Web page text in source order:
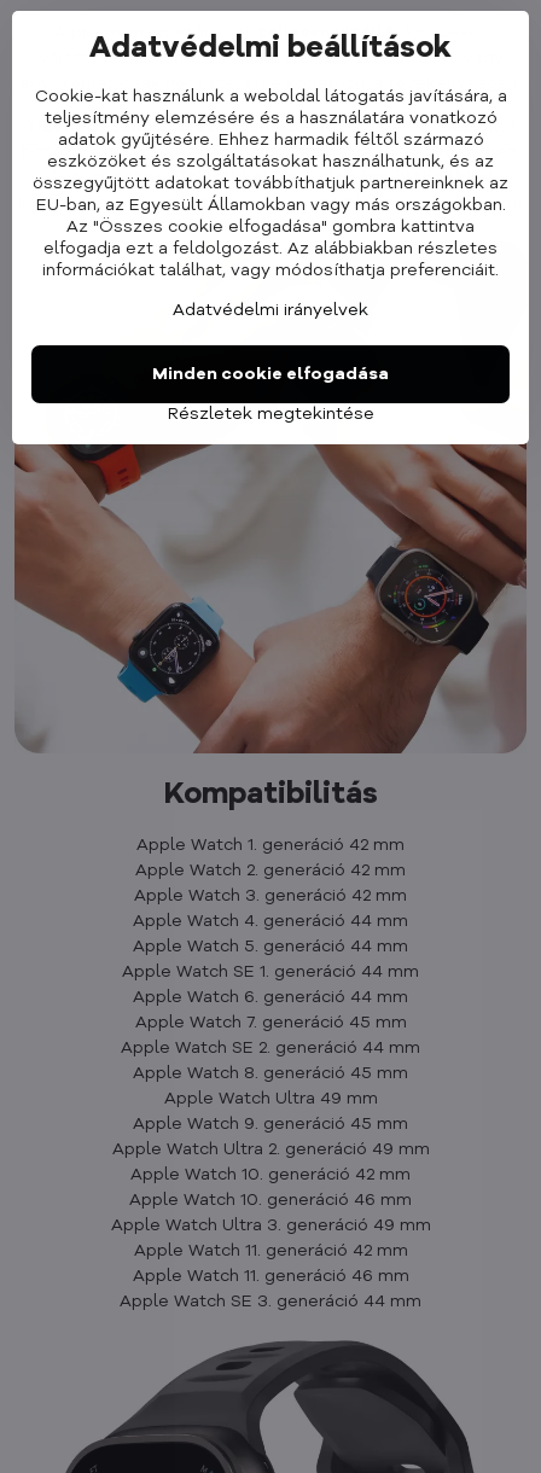
A prémium sportóra szíj teljesen vízálló, így ideális
választás mindenkinek, aki szereti a vízi sportokat, vagy
Tizenegy színválasztékbankapható . Széles választékot
biztosít a ruházathoz vagy hangulathoz való illeszkedéshez.
Akársportos öltözékkel, akárelegáns öltözékkel
kombinálja , ez a szíj stílusos kiegészítő lesz, amely teljessé
teszi az Ön arculatát.
Kompatibilitás
Apple Watch 1. generáció 42 mm
Apple Watch 2. generáció 42 mm
Apple Watch 3. generáció 42 mm
Apple Watch 4. generáció 44 mm
Apple Watch 5. generáció 44 mm
Apple Watch SE 1. generáció 44 mm
Apple Watch 6. generáció 44 mm
Apple Watch 7. generáció 45 mm
Apple Watch SE 2. generáció 44 mm
Apple Watch 8. generáció 45 mm
Apple Watch Ultra 49 mm
Apple Watch 9. generáció 45 mm
Apple Watch Ultra 2. generáció 49 mm
Apple Watch 10. generáció 42 mm
Apple Watch 10. generáció 46 mm
Apple Watch Ultra 3. generáció 49 mm
Apple Watch 11. generáció 42 mm
Apple Watch 11. generáció 46 mm
Apple Watch SE 3. generáció 44 mm
Adatvédelmi beállítások
Cookie-kat használunk a weboldal látogatás javítására, a
teljesítmény elemzésére és a használatára vonatkozó
adatok gyűjtésére. Ehhez harmadik féltől származó
eszközöket és szolgáltatásokat használhatunk, és az
összegyűjtött adatokat továbbíthatjuk partnereinknek az
EU-ban, az Egyesült Államokban vagy más országokban.
Az "Összes cookie elfogadása" gombra kattintva
elfogadja ezt a feldolgozást. Az alábbiakban részletes
információkat találhat, vagy módosíthatja preferenciáit.
Adatvédelmi irányelvek
Részletek megtekintése
Minden cookie elfogadása